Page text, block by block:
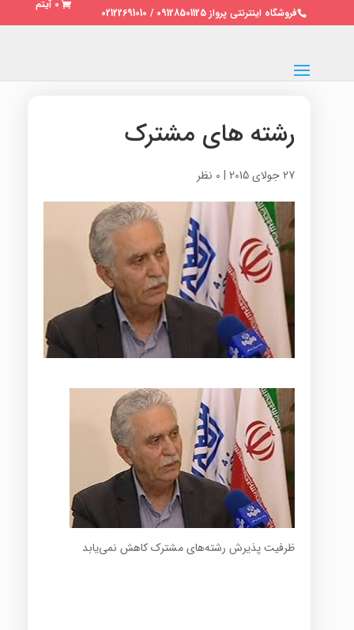
فروشگاه اینترنتی پرواز 09128501125 / 02122691010
0 آیتم
رشته های مشترک
27 جولای 2015 | 0 نظر
ظرفیت پذیرش رشته‌های مشترک کاهش نمی‌یابد